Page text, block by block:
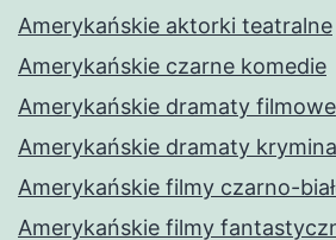
Amerykańskie aktorki teatralne
Amerykańskie czarne komedie
Amerykańskie dramaty filmowe
Amerykańskie dramaty
Amerykańskie filmy czarno-
Amerykańskie filmy